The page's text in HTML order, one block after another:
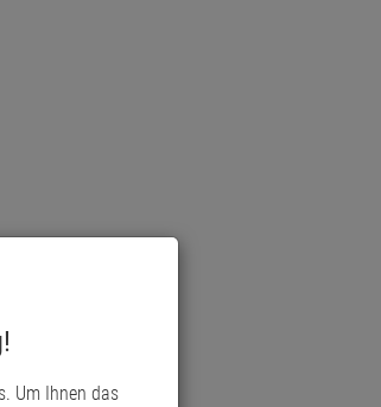
Um Ihnen das